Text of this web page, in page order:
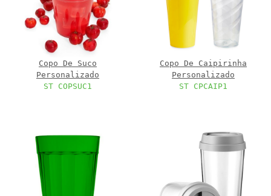
Copo De Suco
Personalizado
ST COPSUC1
Copo De Caipirinha
Personalizado
ST CPCAIP1